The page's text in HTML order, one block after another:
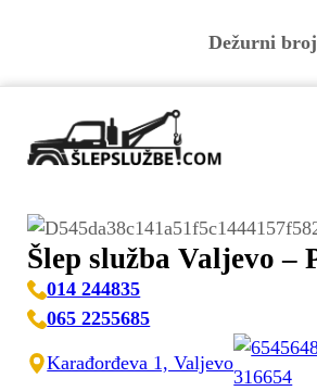
Dežurni
Šlep služba Valjevo –
014 244835
065 2255685
Karađorđeva 1, Valjevo